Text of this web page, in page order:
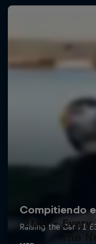
EMIL –
The